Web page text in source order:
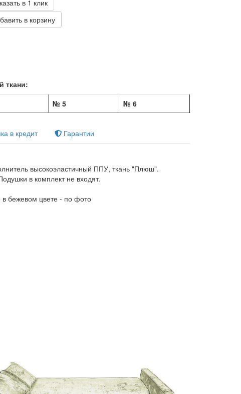
в 1 клик
в корзину
ткани:
№ 5 № 6
в кредит
Гарантии
высокоэластичный ППУ, ткань "Плюш".
в комплект не входят.
в бежевом цвете - по фото